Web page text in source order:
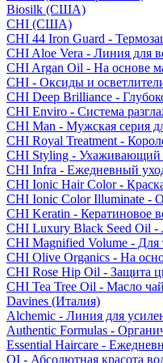
Biosilk (США)
CHI (США)
CHI 44 Iron Guard -
CHI Aloe Vera - Линия для
CHI Argan Oil - На основе
CHI - Оксиды и
CHI Deep Brilliance -
CHI Enviro - Система
CHI Man - Мужская серия
CHI Royal Treatment -
CHI Styling - Ухаживающий
CHI Infra - Ежедневный
CHI Ionic Hair Color -
CHI Ionic Color Illuminate -
CHI Keratin - Кератиновое
CHI Luxury Black Seed Oil -
CHI Magnified Volume - Для
CHI Olive Organics - На
CHI Rose Hip Oil - Защита
CHI Tea Tree Oil - Масло
Davines (Италия)
Alchemic - Линия для
Authentic Formulas -
Essential Haircare -
OI - Абсолютная красота